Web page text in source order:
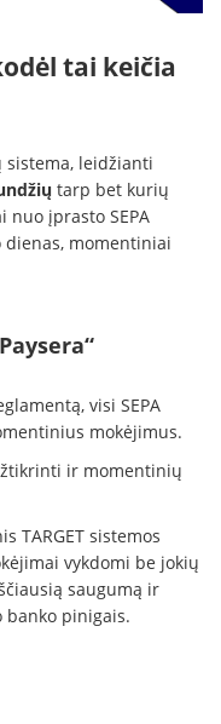
tai keičia
sistema, leidžianti
tarp bet kurių
nuo įprasto SEPA
momentiniai
visi SEPA
mokėjimus.
ir momentinių
TARGET sistemos
vykdomi be jokių
saugumą ir
pinigais.